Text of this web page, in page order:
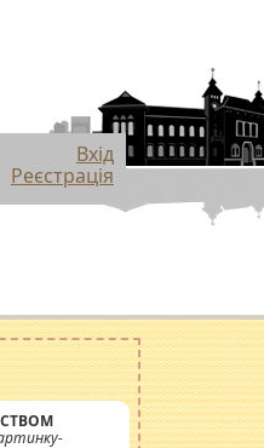
Вхід
Реєстрація